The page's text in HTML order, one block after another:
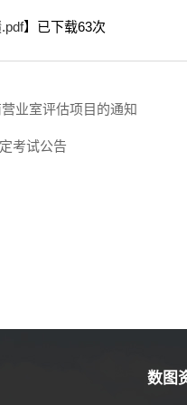
】已下载63次
业室评估项目的通知
考试公告
数图